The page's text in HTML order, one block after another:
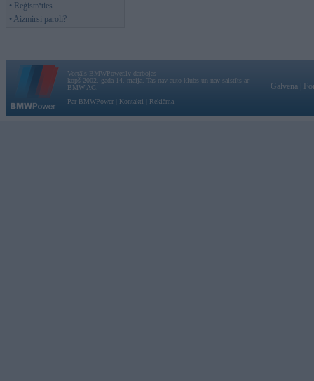
• Reģistrēties
• Aizmirsi paroli?
Vortāls BMWPower.lv darbojas
kopš 2002. gada 14. maija. Tas nav auto klubs un nav saistīts ar
BMW AG.
Par BMWPower
Kontakti Reklāma
Galvena